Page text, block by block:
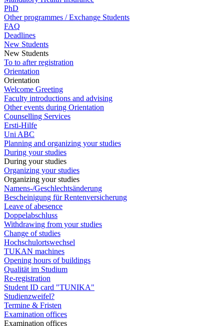
PhD
Other programmes / Exchange Students
FAQ
Deadlines
New Students
New Students
To to after registration
Orientation
Orientation
Welcome Greeting
Faculty introductions and advising
Other events during Orientation
Counselling Services
Ersti-Hilfe
Uni ABC
Planning and organizing your studies
During your studies
During your studies
Organizing your studies
Organizing your studies
Namens-/Geschlechtsänderung
Bescheinigung für Rentenversicherung
Leave of abesence
Doppelabschluss
Withdrawing from your studies
Change of studies
Hochschulortswechsel
TUKAN machines
Opening hours of buildings
Qualität im Studium
Re-registration
Student ID card "TUNIKA"
Studienzweifel?
Termine & Fristen
Examination offices
Examination offices